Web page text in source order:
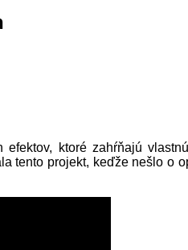
ktoré zahŕňajú
tento projekt, keďže nešlo